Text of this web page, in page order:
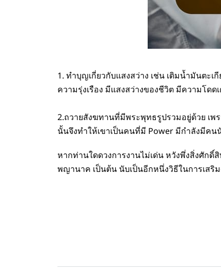
1. ทำบุญเกี่ยวกับแสงสว่าง เช่น เติมน้ำมันตะ
ความรุ่งเรือง มีแสงสว่างของชีวิต มีความโด
2.ถวายสังฆทานที่มีพระพุทธรูปรวมอยู่ด้วย เ
นั้นจึงทำให้เขาเป็นคนที่มี Power มีกำลังมีค
หากท่านใดดวงการงานไม่เด่น หวังพึ่งสิ่งศัก
พญานาค เป็นต้น นับเป็นอีกหนึ่งวิธีในการเสริ